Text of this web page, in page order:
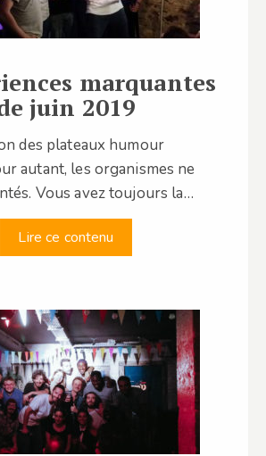
marquantes
juin 2019
des plateaux humour
autant, les organismes ne
Vous avez toujours la…
Lire ce contenu